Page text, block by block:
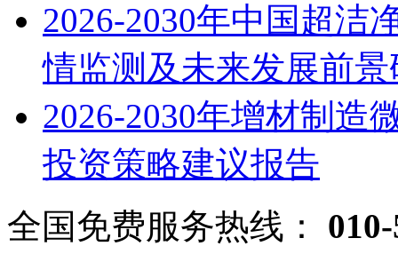
2026-2030年中国超洁
情监测及未来发展前
2026-2030年增材制造
投资策略建议报告
全国免费服务热线：